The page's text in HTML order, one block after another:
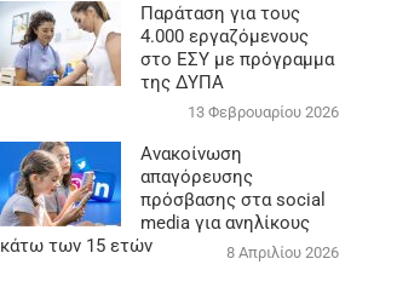
Παράταση για τους
4.000 εργαζόμενους
στο ΕΣΥ με πρόγραμμα
της ΔΥΠΑ
13 Φεβρουαρίου 2026
Ανακοίνωση
απαγόρευσης
πρόσβασης στα social
media για ανηλίκους
κάτω των 15 ετών
8 Απριλίου 2026